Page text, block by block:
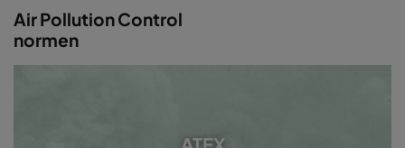
Air Pollution Control
normen